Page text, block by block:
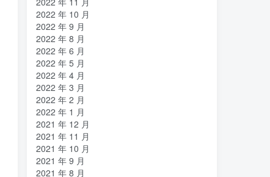
2022 年 10 月
2022 年 9 月
2022 年 8 月
2022 年 6 月
2022 年 5 月
2022 年 4 月
2022 年 3 月
2022 年 2 月
2022 年 1 月
2021 年 12 月
2021 年 11 月
2021 年 10 月
2021 年 9 月
2021 年 8 月